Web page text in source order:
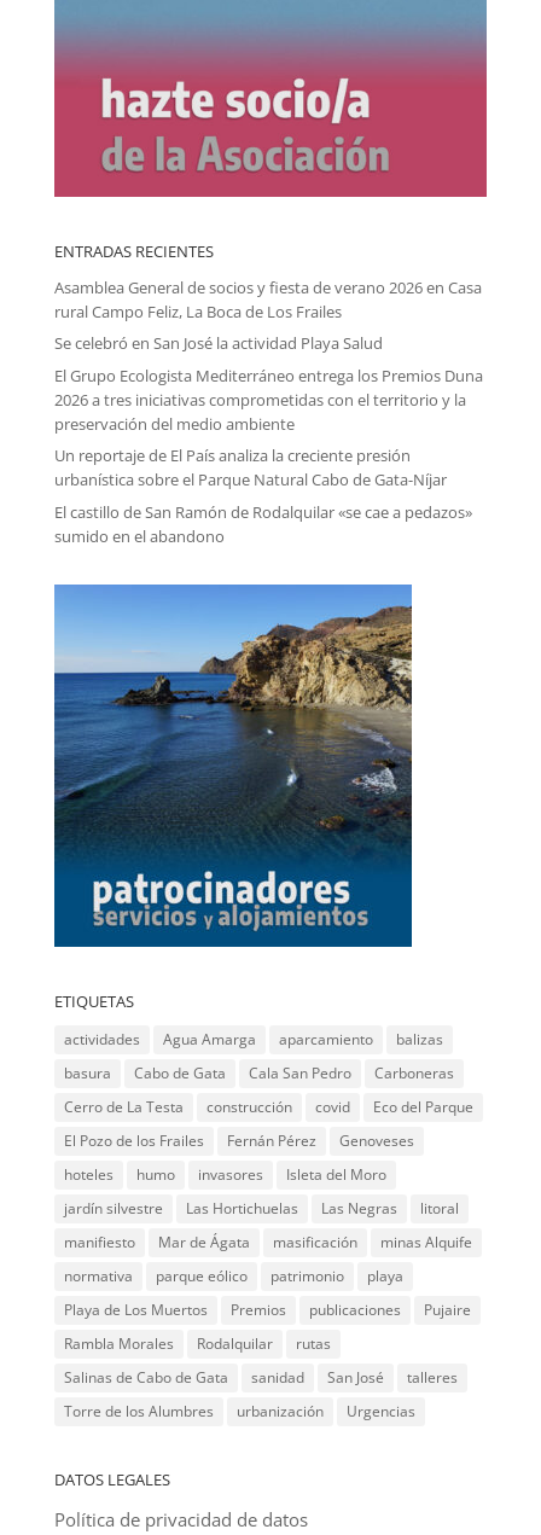
ENTRADAS RECIENTES
Asamblea General de socios y fiesta de verano 2026 en Casa
rural Campo Feliz, La Boca de Los Frailes
Se celebró en San José la actividad Playa Salud
El Grupo Ecologista Mediterráneo entrega los Premios Duna
2026 a tres iniciativas comprometidas con el territorio y la
preservación del medio ambiente
Un reportaje de El País analiza la creciente presión
urbanística sobre el Parque Natural Cabo de Gata-Níjar
El castillo de San Ramón de Rodalquilar «se cae a pedazos»
sumido en el abandono
ETIQUETAS
actividades Agua Amarga aparcamiento
balizas
basura
Cabo de Gata Cala San Pedro
Carboneras
Cerro de La Testa
construcción covid
Eco del Parque
El Pozo de los Frailes
Fernán Pérez
Genoveses
hoteles
humo invasores
Isleta del Moro
jardín silvestre
Las Hortichuelas Las Negras
litoral
manifiesto
Mar de Ágata masificación
minas Alquife
normativa
parque eólico patrimonio
playa
Playa de Los Muertos
Premios publicaciones
Pujaire
Rambla Morales
Rodalquilar
rutas
Salinas de Cabo de Gata
sanidad San José
talleres
Torre de los Alumbres
urbanización Urgencias
DATOS LEGALES
Política de privacidad de datos